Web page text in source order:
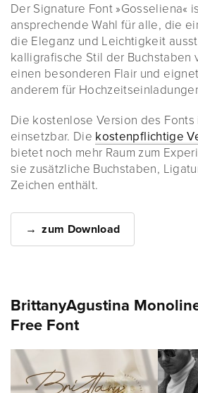
Der Signature Font »Gosseliena«
ansprechende Wahl für alle, die
die Eleganz und Leichtigkeit
kalligrafische Stil der Buchstaben
einen besonderen Flair und
anderem für
Die kostenlose Version des
einsetzbar. Die kostenpflichtige
bietet noch mehr Raum zum
sie zusätzliche Buchstaben,
Zeichen enthält.
zum Download
BrittanyAgustina
Free Font